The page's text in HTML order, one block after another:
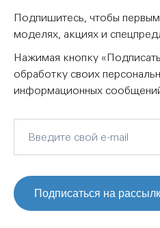
Подпишитесь, чтобы
моделях, акциях и
Нажимая кнопку
обработку своих
информационных
Подписаться на